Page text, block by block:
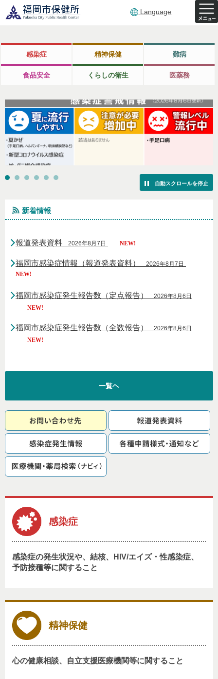
Language
感染症 精神保健 難病
食品安全 くらしの衛生 医薬務
自動スクロールを停止
新着情報
報道発表資料 2026年8月7日 NEW!
福岡市感染症情報（報道発表資料） 2026年8月7日
NEW!
福岡市感染症発生報告数（定点報告）
2026年8月6日
NEW!
福岡市感染症発生報告数（全数報告）
2026年8月6日
NEW!
一覧ヘ
感染症
感染症の発生状況や、結核、HIV/エイズ・性感染症、
予防接種等に関すること
精神保健
心の健康相談、自立支援医療機関等に関すること